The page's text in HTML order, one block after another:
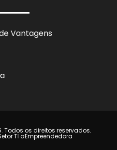
Vantagens
Todos os direitos reservados.
TI aEmpreendedora